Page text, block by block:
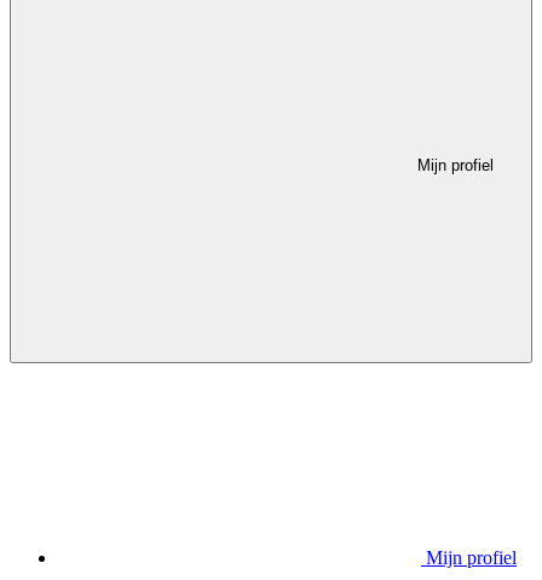
Mijn profiel
Mijn profiel